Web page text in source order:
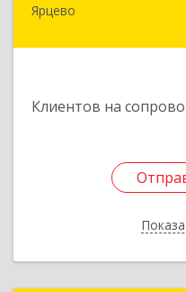
Ярцево
Клиентов на